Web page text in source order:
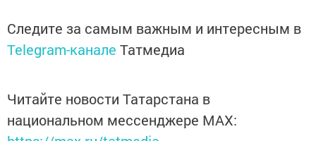
Следите за самым важным и интересным в
Telegram-канале Татмедиа
Читайте новости Татарстана в
национальном мессенджере MАХ: